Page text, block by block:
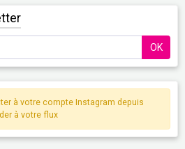
OK
à votre compte Instagram depuis
à votre flux